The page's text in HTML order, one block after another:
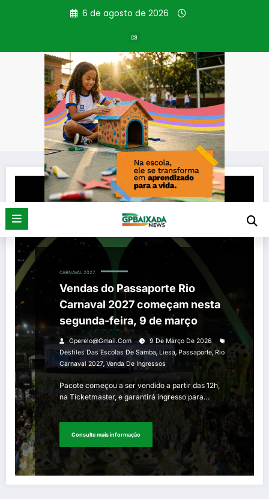
6 de agosto de 2026
Tag: Passaporte
Página inicial Passaporte
CARNAVAL 2027
Vendas do Passaporte Rio
Carnaval 2027 começam nesta
segunda-feira, 9 de março
Gperelo@gmail.com
9 De Março De 2026
Desfiles Das Escolas De Samba, Liesa, Passaporte, Rio
Carnaval 2027, Venda De Ingressos
Pacote começou a ser vendido a partir das 12h,
na Ticketmaster, e garantirá ingresso para…
Consulte mais informação